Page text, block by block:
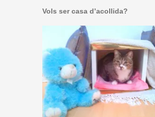
Vols ser casa d’acollida?